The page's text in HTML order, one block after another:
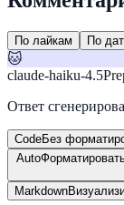
По лайкам По
🐱
claude-haiku-4.5
Ответ
CodeБез
Auto
Markdown